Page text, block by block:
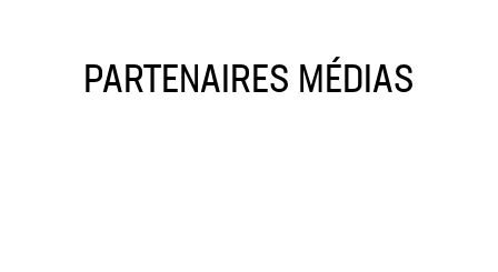
PARTENAIRES MÉDIAS